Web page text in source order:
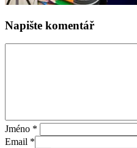
Napište komentář
Jméno *
Email *